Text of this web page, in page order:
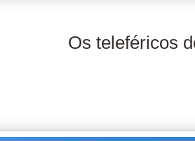
Os teleféricos